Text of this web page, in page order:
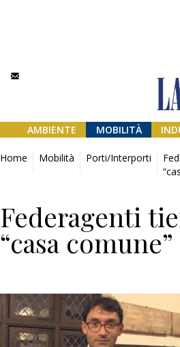
AMBIENTE MOBILITÀ
Home Mobilità Porti/Interporti
Federagenti
“casa